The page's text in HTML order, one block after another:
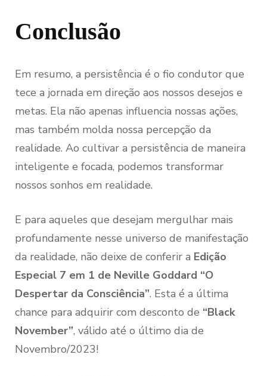
Conclusão
Em resumo, a persistência é o fio condutor que
tece a jornada em direção aos nossos desejos e
metas. Ela não apenas influencia nossas ações,
mas também molda nossa percepção da
realidade. Ao cultivar a persistência de maneira
inteligente e focada, podemos transformar
nossos sonhos em realidade.
E para aqueles que desejam mergulhar mais
profundamente nesse universo de manifestação
da realidade, não deixe de conferir a Edição
Especial 7 em 1 de Neville Goddard “O
Despertar da Consciência”. Esta é a última
chance para adquirir com desconto de “Black
November”, válido até o último dia de
Novembro/2023!